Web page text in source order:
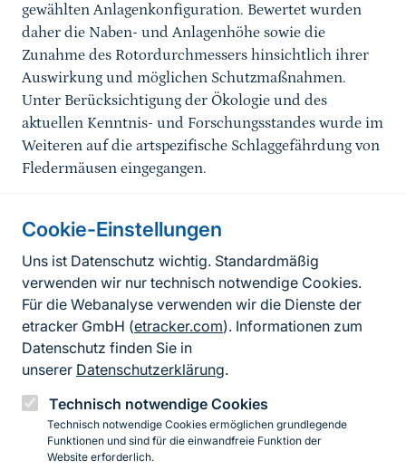
Cookie-Einstellungen
Uns ist Datenschutz wichtig. Standardmäßig
verwenden wir nur technisch notwendige Cookies.
Für die Webanalyse verwenden wir die Dienste der
etracker GmbH (etracker.com). Informationen zum
Datenschutz finden Sie in
unserer Datenschutzerklärung.
Technisch notwendige Cookies
Technisch notwendige Cookies ermöglichen grundlegende
Funktionen und sind für die einwandfreie Funktion der
Website erforderlich.
gewählten Anlagenkonfiguration. Bewertet wurden
daher die Naben- und Anlagenhöhe sowie die
Zunahme des Rotordurchmessers hinsichtlich ihrer
Auswirkung und möglichen Schutzmaßnahmen.
Unter Berücksichtigung der Ökologie und des
aktuellen Kenntnis- und Forschungsstandes wurde im
Weiteren auf die artspezifische Schlaggefährdung von
Fledermäusen eingegangen.
Informationen zur Seite
FußzeileKontakt zum BfN
Kontaktformular
Erklärung zur Barrierefreiheit
Impressum
Datenschutz